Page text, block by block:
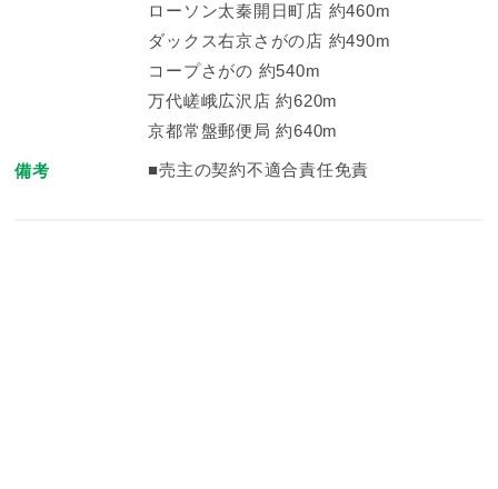
ローソン太秦開日町店 約460m
ダックス右京さがの店 約490m
コープさがの 約540m
万代嵯峨広沢店 約620m
京都常盤郵便局 約640m
備考 ■売主の契約不適合責任免責